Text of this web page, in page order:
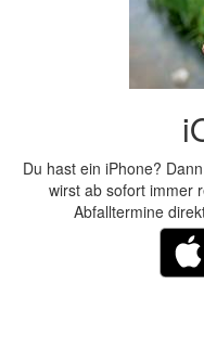
Du hast ein iPhone?
wirst ab sofort immer
Abfalltermine